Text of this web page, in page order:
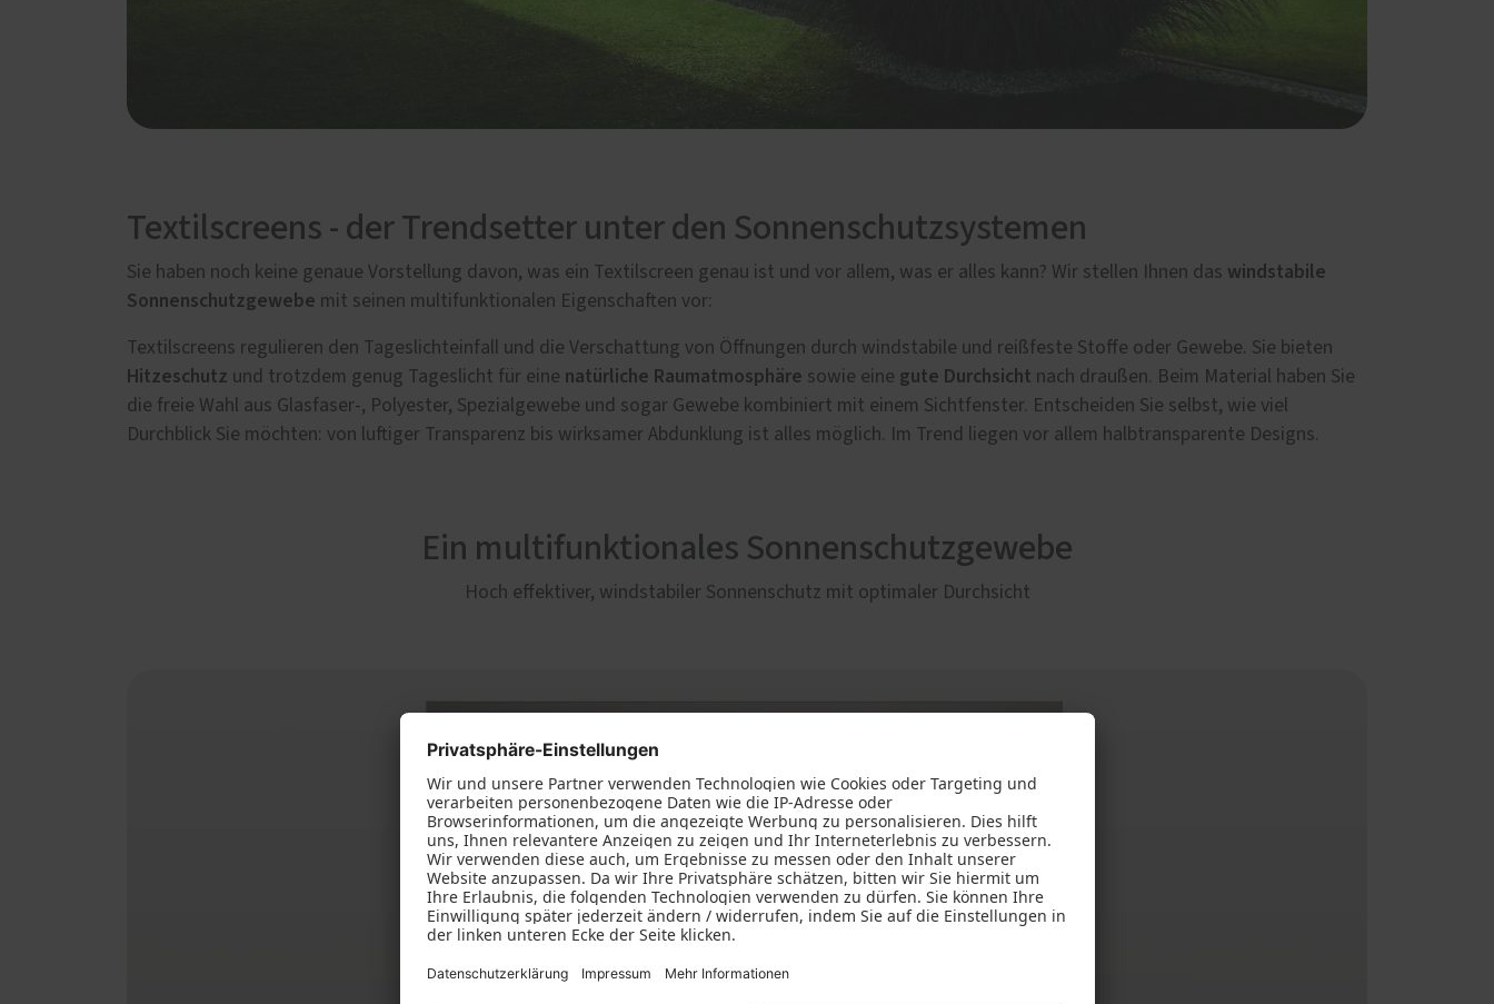
Textilscreens - der Trendsetter unter den Sonnenschutzsystemen
Sie haben noch keine genaue Vorstellung davon, was ein Textilscreen genau ist und vor allem, was er alles kann? Wir stellen Ihnen das windstabile
Sonnenschutzgewebe mit seinen multifunktionalen Eigenschaften vor:
Textilscreens regulieren den Tageslichteinfall und die Verschattung von Öffnungen durch windstabile und reißfeste Stoffe oder Gewebe. Sie bieten
Hitzeschutz und trotzdem genug Tageslicht für eine natürliche Raumatmosphäre sowie eine gute Durchsicht nach draußen. Beim Material haben Sie
die freie Wahl aus Glasfaser-, Polyester, Spezialgewebe und sogar Gewebe kombiniert mit einem Sichtfenster. Entscheiden Sie selbst, wie viel
Durchblick Sie möchten: von luftiger Transparenz bis wirksamer Abdunklung ist alles möglich. Im Trend liegen vor allem halbtransparente Designs.
Ein multifunktionales Sonnenschutzgewebe
Hoch effektiver, windstabiler Sonnenschutz mit optimaler Durchsicht